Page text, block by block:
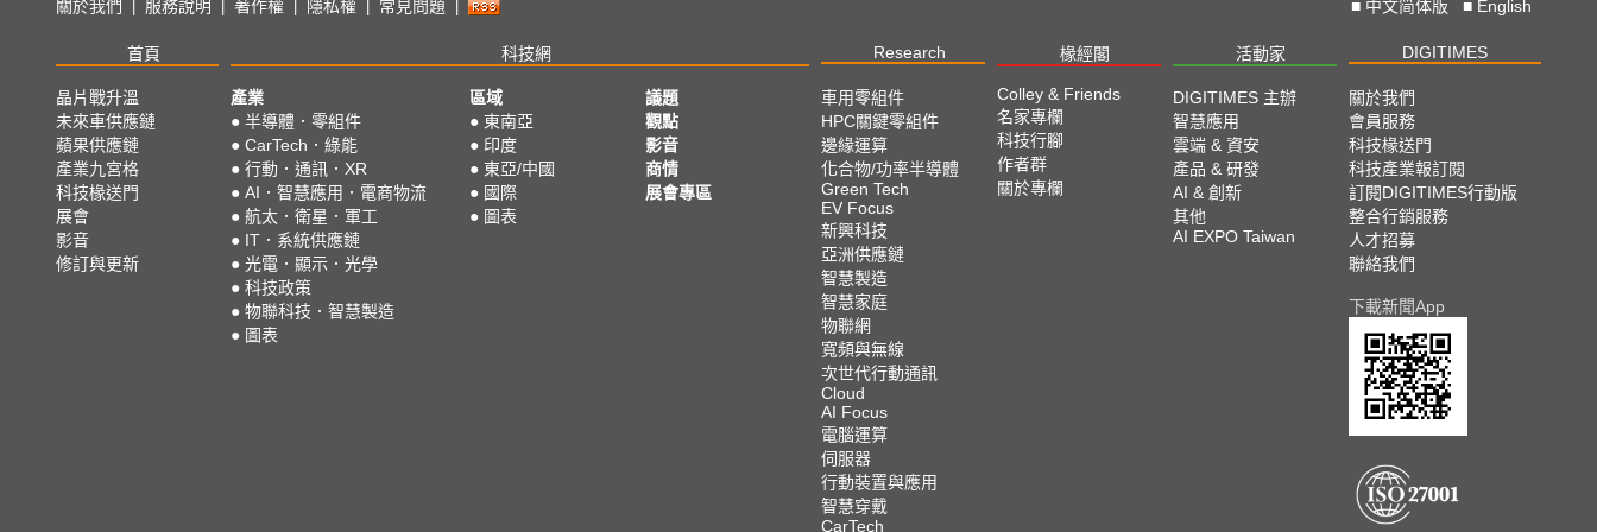
關於我們 服務說明 著作權 隱私權 常見問題 ■ 中文简体版 ■ English
首頁 科技網 Research 椽經閣 活動家 DIGITIMES
晶片戰升溫
未來車供應鏈
蘋果供應鏈
產業九宮格
科技椽送門
展會
影音
修訂與更新
產業
● 半導體．零組件
● CarTech．綠能
● 行動．通訊．XR
● AI．智慧應用．電商物流
● 航太．衛星．軍工
● IT．系統供應鏈
● 光電．顯示．光學
● 科技政策
● 物聯科技．智慧製造
● 圖表
區域
● 東南亞
● 印度
● 東亞/中國
● 國際
● 圖表
議題
觀點
影音
商情
展會專區
車用零組件
HPC關鍵零組件
邊緣運算
化合物/功率半導體
Green Tech
EV Focus
新興科技
亞洲供應鏈
智慧製造
智慧家庭
物聯網
寬頻與無線
次世代行動通訊
Cloud
AI Focus
電腦運算
伺服器
行動裝置與應用
智慧穿戴
CarTech
Colley & Friends
名家專欄
科技行腳
作者群
關於專欄
DIGITIMES 主辦
智慧應用
雲端 & 資安
產品 & 研發
AI & 創新
其他
AI EXPO Taiwan
關於我們
會員服務
科技椽送門
科技產業報訂閱
訂閱DIGITIMES行動版
整合行銷服務
人才招募
聯絡我們
下載新聞App